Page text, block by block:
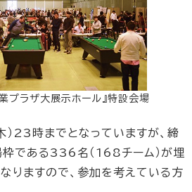
プラザ大展示ホール』特設会場
）23時までとなっていますが、締
である336名（168チーム）が埋
りますので、参加を考えている方